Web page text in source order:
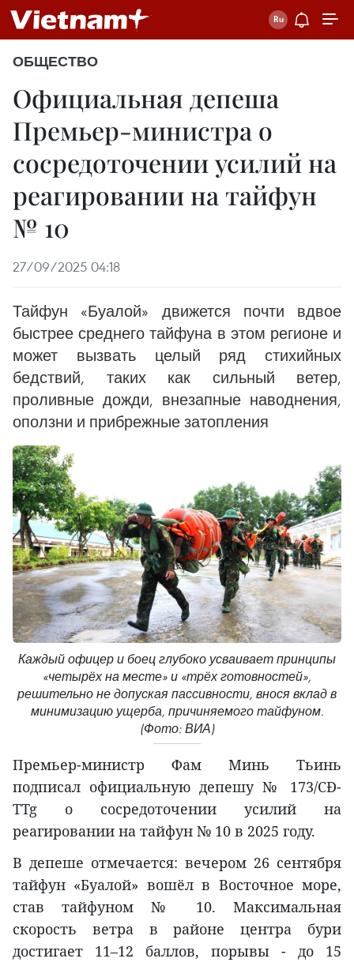
ОБЩЕСТВО
Официальная депеша
Премьер-министра о
сосредоточении усилий на
реагировании на тайфун
№ 10
27/09/2025 04:18
Тайфун «Буалой» движется почти вдвое
быстрее среднего тайфуна в этом регионе и
может вызвать целый ряд стихийных
бедствий, таких как сильный ветер,
проливные дожди, внезапные наводнения,
оползни и прибрежные затопления
Каждый офицер и боец глубоко усваивает принципы
«четырёх на месте» и «трёх готовностей»,
решительно не допуская пассивности, внося вклад в
минимизацию ущерба, причиняемого тайфуном.
(Фото: ВИА)
Премьер-министр Фам Минь Тьинь
подписал официальную депешу № 173/CĐ-
TTg о сосредоточении усилий на
реагировании на тайфун № 10 в 2025 году.
В депеше отмечается: вечером 26 сентября
тайфун «Буалой» вошёл в Восточное море,
став тайфуном № 10. Максимальная
скорость ветра в районе центра бури
достигает 11–12 баллов, порывы - до 15